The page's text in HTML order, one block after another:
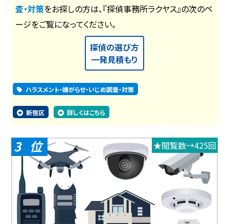
査・対策をお探しの方は、『探偵事務所ラクヤス』の次のペ
ージをご覧になってください。
探偵の選び方
一発見積もり
ハラスメント・嫌がらせ・いじめ調査・対策
新宿区 詳しくはこちら
3 ★閲覧数→425回